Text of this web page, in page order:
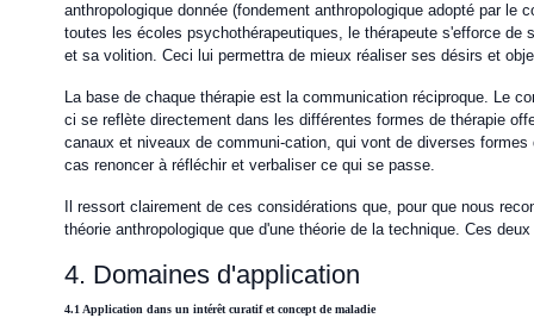
anthropologique donnée (fondement anthropologique adopté par
toutes les écoles psychothérapeutiques, le thérapeute s'efforce
et sa volition. Ceci lui permettra de mieux réaliser ses désirs et
La base de chaque thérapie est la communication réciproque. Le
ci se reflète directement dans les différentes formes de thérapie
canaux et niveaux de communi-cation, qui vont de diverses
cas renoncer à réfléchir et verbaliser ce qui se passe.
Il ressort clairement de ces considérations que, pour que nous
théorie anthropologique que d'une théorie de la technique. Ces
4. Domaines d'application
4.1 Application dans un intérêt curatif et concept de maladie